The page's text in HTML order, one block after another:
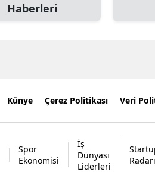
Haberleri
Künye Çerez Politikası Veri
Spor
Ekonomisi
İş
Dünyası
Liderleri
Radarı